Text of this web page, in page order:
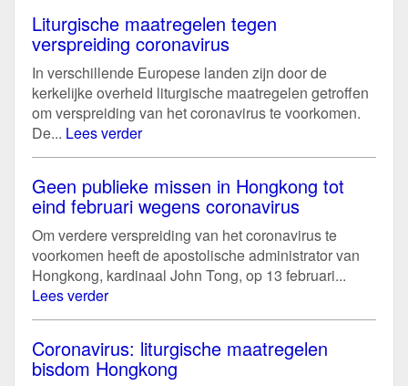
Liturgische maatregelen tegen
verspreiding coronavirus
In verschillende Europese landen zijn door de
kerkelijke overheid liturgische maatregelen getroffen
om verspreiding van het coronavirus te voorkomen.
De... Lees verder
Geen publieke missen in Hongkong tot
eind februari wegens coronavirus
Om verdere verspreiding van het coronavirus te
voorkomen heeft de apostolische administrator van
Hongkong, kardinaal John Tong, op 13 februari...
Lees verder
Coronavirus: liturgische maatregelen
bisdom Hongkong